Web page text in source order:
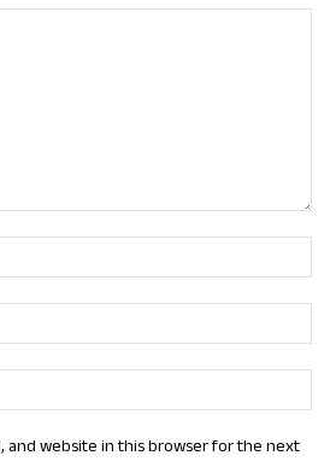
and website in this browser for the next